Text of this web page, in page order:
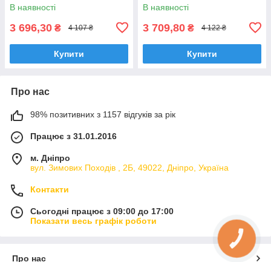
В наявності
3 696,30 ₴ 4 107 ₴
Купити
В наявності
3 709,80 ₴ 4 122 ₴
Купити
Про нас
98% позитивних з 1157 відгуків за рік
Працює з 31.01.2016
м. Дніпро
вул. Зимових Походiв , 2Б, 49022, Дніпро, Україна
Контакти
Сьогодні працює з 09:00 до 17:00
Показати весь графік роботи
Про нас
КНОПКА
ЗВ'ЯЗКУ